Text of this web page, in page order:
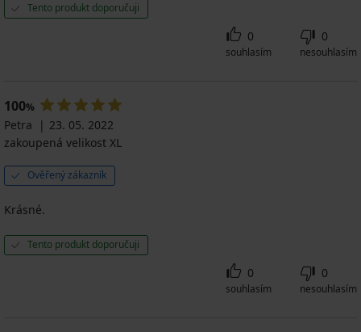
Tento produkt doporučuji
0
souhlasím
0
nesouhlasím
100%
Petra
23. 05. 2022
zakoupená velikost XL
Ověřený zákazník
Krásné.
Tento produkt doporučuji
0
souhlasím
0
nesouhlasím